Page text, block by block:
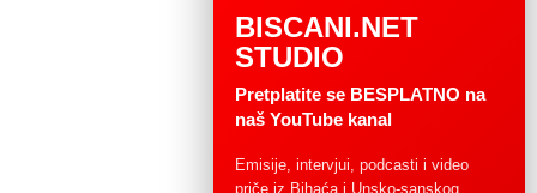
BISCANI.NET
STUDIO
Pretplatite se BESPLATNO na
naš YouTube kanal
Emisije, intervjui, podcasti i video
priče iz Bihaća i Unsko-sanskog